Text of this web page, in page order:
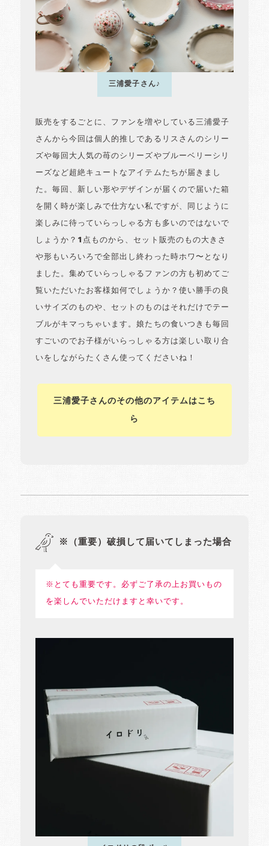
三浦愛子さん♪
販売をするごとに、ファンを増やしている三浦愛子
さんから今回は個人的推しであるリスさんのシリー
ズや毎回大人気の苺のシリーズやブルーベリーシリ
ーズなど超絶キュートなアイテムたちが届きまし
た。毎回、新しい形やデザインが届くので届いた箱
を開く時が楽しみで仕方ない私ですが、同じように
楽しみに待っていらっしゃる方も多いのではないで
しょうか？1点ものから、セット販売のもの大きさ
や形もいろいろで全部出し終わった時ホワ〜となり
ました。集めていらっしゃるファンの方も初めてご
覧いただいたお客様如何でしょうか？使い勝手の良
いサイズのものや、セットのものはそれだけでテー
ブルがキマっちゃいます。娘たちの食いつきも毎回
すごいのでお子様がいらっしゃる方は楽しい取り合
いをしながらたくさん使ってくださいね！
三浦愛子さんのその他のアイテムはこち
ら
※（重要）破損して届いてしまった場合
※とても重要です。必ずご了承の上お買いもの
を楽しんでいただけますと幸いです。